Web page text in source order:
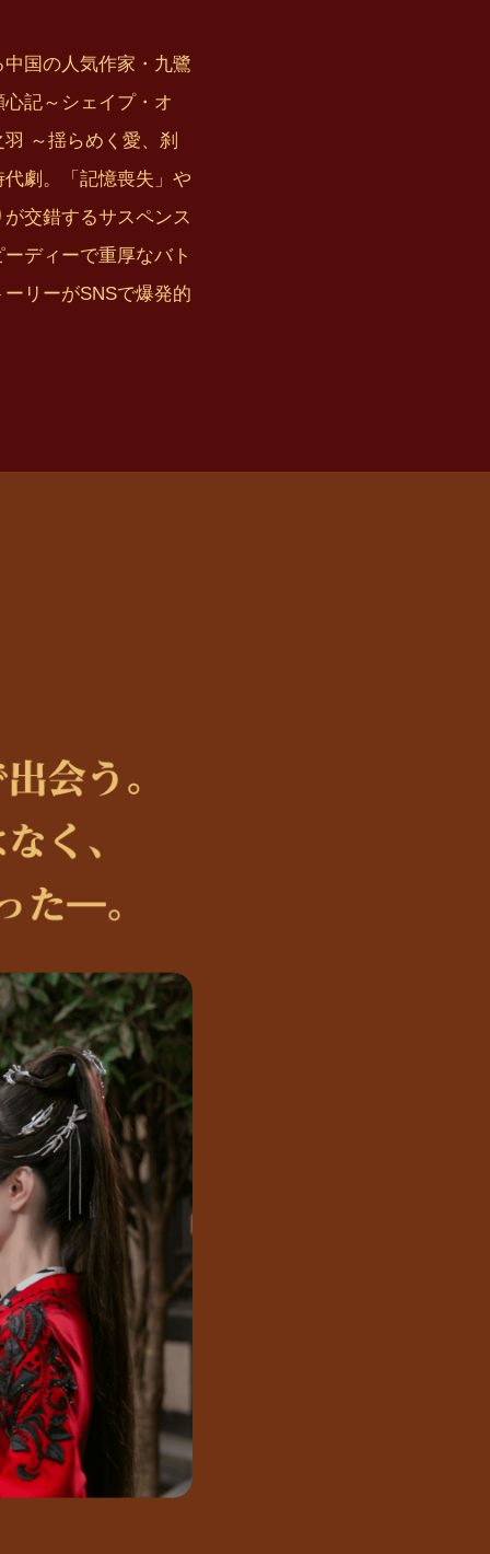
国の人気作家・九鷺
記～シェイプ・オ
～揺らめく愛、刹
劇。「記憶喪失」や
交錯するサスペンス
ディーで重厚なバト
リーがSNSで爆発的